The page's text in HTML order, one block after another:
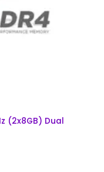
(2x8GB) Dual